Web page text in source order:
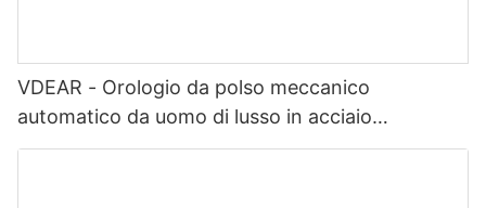
VDEAR - Orologio da polso meccanico
automatico da uomo di lusso in acciaio
inossidabile con moissanite e diamanti